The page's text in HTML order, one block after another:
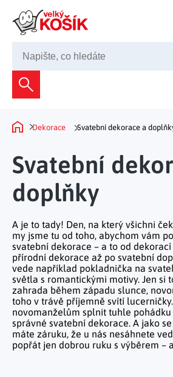
245 008 200
Dekorace
Bytové dekorace
Květiny a věnce
Světelné dekorace
Fontány a kašny
Velikonoční dekorace
Dekorace na hrob
Figurky a sošky
Vánoční dekorace
Domácnost
Bytový textil
Domácí elektro
Předsíň a chodba
Koupelna a záchod
Ložnice a šatna
Úklidové prostředky
Organizace domácnosti
Kancelář a komunikace
Kuchyně
Kuchyňské pomůcky
Prostírání a stolování
Příprava nápojů
Grilování a smažení
Uchovávání potravin
Mytí nádobí a úklid
Kuchyňské police
Pečení a vaření
Nábytek
Nábytek do předsíně
Nábytek do ložnice
Kancelářský nábytek
Kuchyňský nábytek
Dětský nábytek
Doplňky
Zahradní doplňky
Zahradní nábytek
Práce na zahradě
Plašiče škůdců
Dílna a nářadí
Volný čas
Auto příslušenství
Cestování
Outdoor
Chovatelské potřeby
Tělo a zdraví
Kosmetika
Fitness a sport
Masáže a relax
Inspirace
Tipy na dárky
Kempování
Dekorace Svatební dekorace a
Svatební
doplňky
A je to tady! Den, na který všichni
my jsme tu od toho, abychom vám
svatební dekorace – a to od dekorací
přírodní dekorace až po svatební
vede například pokladnička na
světla s romantickými motivy. Jen si
zahrada během západu slunce,
toho v trávě příjemně svítí
novomanželům splnit tuhle
správné svatební dekorace. A jako
máte záruku, že u nás nesáhnete
popřát jen dobrou ruku s výběrem –